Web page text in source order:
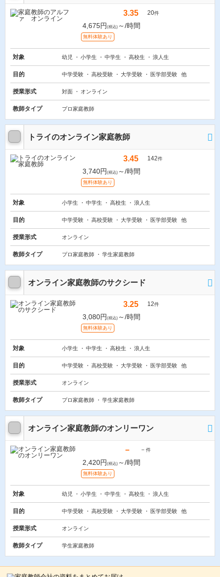
3.35 20件
4,675円 (税込) ～/時間
無料体験あり
対象 幼児 小学生 中学生 高校生 浪人生
目的 中学受験 高校受験 大学受験 医学部受験 他
授業形式 対面 オンライン
教師タイプ プロ家庭教師
トライのオンライン家庭教師
3.45 142件
3,740円 (税込) ～/時間
無料体験あり
対象 小学生 中学生 高校生 浪人生
目的 中学受験 高校受験 大学受験 医学部受験 他
授業形式 オンライン
教師タイプ プロ家庭教師 学生家庭教師
オンライン家庭教師のサクシード
3.25 12件
3,080円 (税込) ～/時間
無料体験あり
対象 小学生 中学生 高校生 浪人生
目的 中学受験 高校受験 大学受験 医学部受験 他
授業形式 オンライン
教師タイプ プロ家庭教師 学生家庭教師
オンライン家庭教師のオンリーワン
－ － 件
2,420円 (税込) ～/時間
無料体験あり
対象 幼児 小学生 中学生 高校生 浪人生
目的 中学受験 高校受験 大学受験 医学部受験 他
授業形式 オンライン
教師タイプ 学生家庭教師